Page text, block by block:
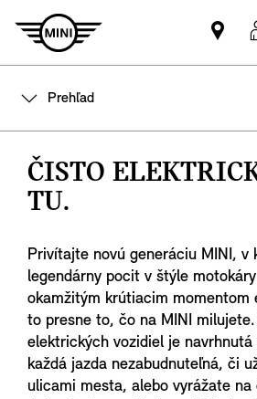
Prehľad
ČISTO
TU.
Privítajte novú generáciu MINI, v
legendárny pocit v štýle
okamžitým krútiacim momentom
to presne to, čo na MINI
elektrických vozidiel je
každá jazda nezabudnuteľná, či
ulicami mesta, alebo vyrážate na